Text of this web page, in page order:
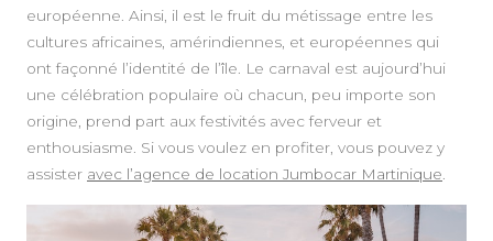
européenne. Ainsi, il est le fruit du métissage entre les
cultures africaines, amérindiennes, et européennes qui
ont façonné l’identité de l’île. Le carnaval est aujourd’hui
une célébration populaire où chacun, peu importe son
origine, prend part aux festivités avec ferveur et
enthousiasme. Si vous voulez en profiter, vous pouvez y
assister avec l’agence de location Jumbocar Martinique
A PROPOS